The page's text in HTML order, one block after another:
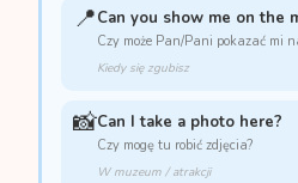
📍Can you show me on the
Czy może Pan/Pani pokazać mi
Kiedy się zgubisz
📸Can I take a photo here?
Czy mogę tu robić zdjęcia?
W muzeum / atrakcji